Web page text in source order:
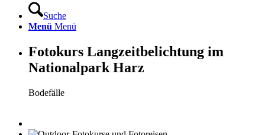
Suche
Menü Menü
Fotokurs Langzeitbelichtung im
Nationalpark Harz
Bodefälle